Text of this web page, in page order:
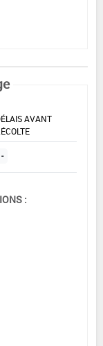
AVANT
-
: